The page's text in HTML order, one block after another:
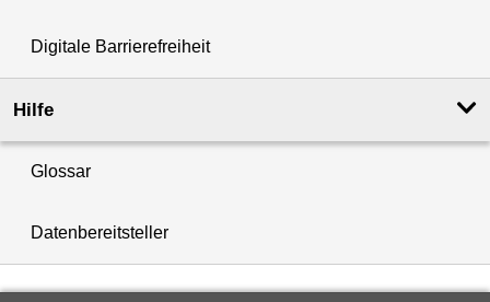
Digitale Barrierefreiheit
Hilfe
Glossar
Datenbereitsteller